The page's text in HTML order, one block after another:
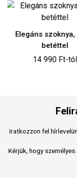
velúr
Iratkozzon fel
Kérjük, hogy